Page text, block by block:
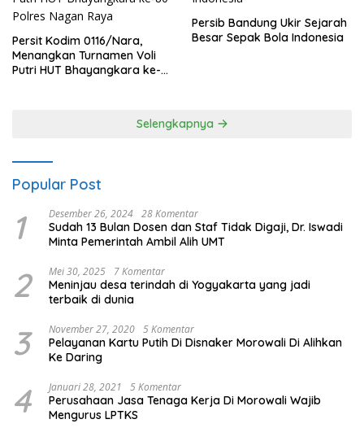
Persit Kodim 0116/Nara,
Menangkan Turnamen Voli
Putri HUT Bhayangkara ke-
Persib Bandung Ukir Sejarah
Besar Sepak Bola Indonesia
Selengkapnya
Popular Post
1 Desember 26, 2024 28 Komentar
Sudah 13 Bulan Dosen dan Staf Tidak Digaji, Dr. Iswadi
Minta Pemerintah Ambil Alih UMT
2 Mei 30, 2025 7 Komentar
Meninjau desa terindah di Yogyakarta yang jadi
terbaik di dunia
3 November 27, 2020 5 Komentar
Pelayanan Kartu Putih Di Disnaker Morowali Di Alihkan
Ke Daring
4 Januari 28, 2021 5 Komentar
Perusahaan Jasa Tenaga Kerja Di Morowali Wajib
Mengurus LPTKS